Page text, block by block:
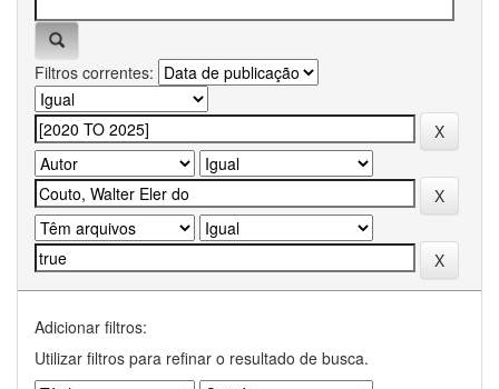
Filtros correntes:
Adicionar filtros:
Utilizar filtros para refinar o resultado de busca.